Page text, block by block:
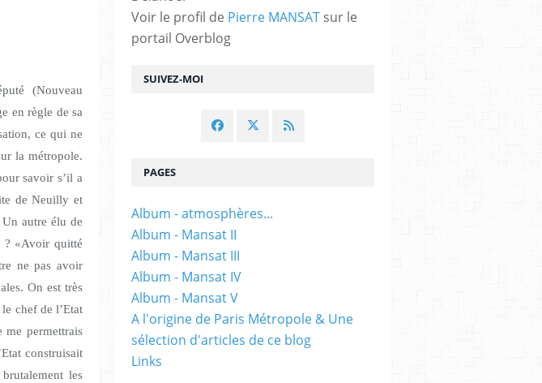
(Nouveau
en règle de sa
ce qui ne
la métropole.
savoir s’il a
de Neuilly et
Un autre élu de
? «Avoir quitté
ne pas avoir
On est très
chef de l’Etat
permettrais
construisait
les
SUIVEZ-MOI
Voir le profil de Pierre MANSAT sur le
portail Overblog
PAGES
Album - atmosphères...
Album - Mansat II
Album - Mansat III
Album - Mansat IV
Album - Mansat V
A l'origine de Paris Métropole & Une
sélection d'articles de ce blog
Links